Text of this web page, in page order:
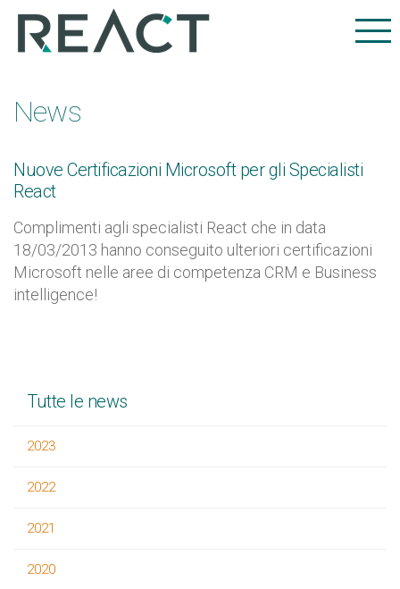
News
Nuove Certificazioni Microsoft per gli Specialisti
React
Complimenti agli specialisti React che in data
18/03/2013 hanno conseguito ulteriori certificazioni
Microsoft nelle aree di competenza CRM e Business
intelligence!
Tutte le news
2023
2022
2021
2020